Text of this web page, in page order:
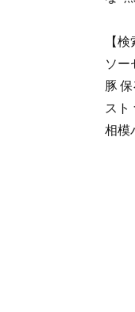
【
ソー
豚
スト
相模